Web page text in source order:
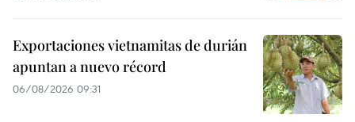
Exportaciones vietnamitas de durián
apuntan a nuevo récord
06/08/2026 09:31